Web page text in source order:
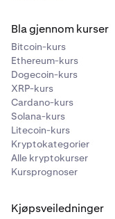
6
101+
2 800 800 VET
Proporsjonal andel
Bla gjennom kurser
Bitcoin-kurs
Ethereum-kurs
Dogecoin-kurs
XRP-kurs
Cardano-kurs
Solana-kurs
Litecoin-kurs
Kryptokategorier
Alle kryptokurser
Kursprognoser
Kjøpsveiledninger